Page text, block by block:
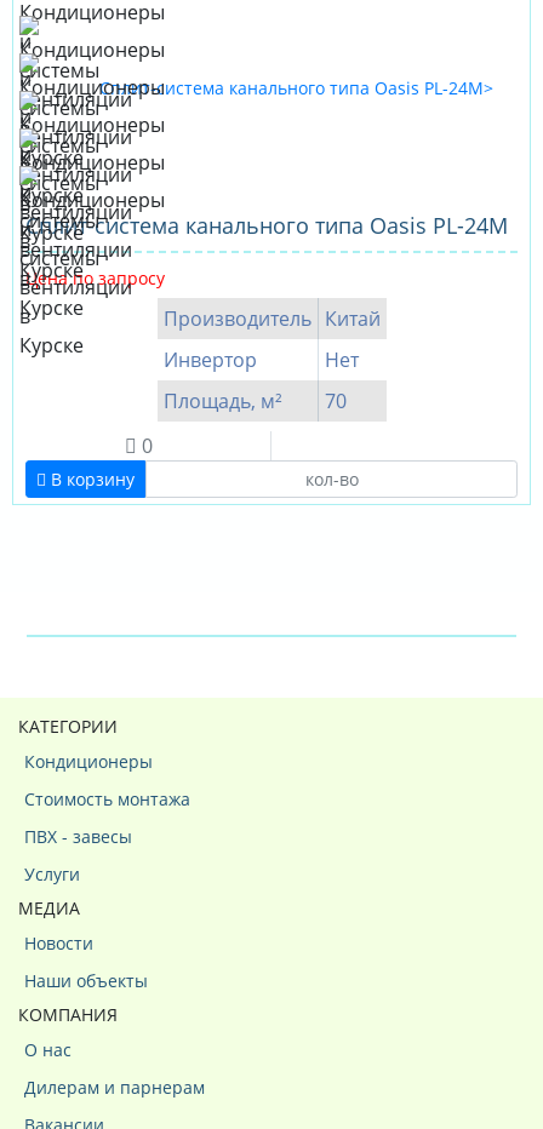
Сплит-система канального типа Oasis PL-24M
Цена по запросу
Производитель Китай
Инвертор
Нет
Площадь, м²
70
0
В корзину
КАТЕГОРИИ
Кондиционеры
Стоимость монтажа
ПВХ - завесы
Услуги
МЕДИА
Новости
Наши объекты
КОМПАНИЯ
О нас
Дилерам и парнерам